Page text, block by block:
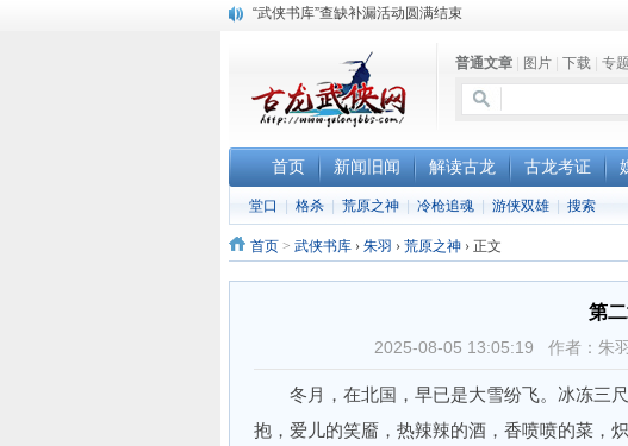
《古龙小说原貌探究》修订版已上市
普通文章 图片 下载 专题
首页 新闻旧闻 解读古龙 古龙考证
堂口 格杀 荒原之神 冷枪追魂 游侠双雄 搜索
首页 > 武侠书库 › 朱羽 › 荒原之神 › 正文
第
2025-08-05 13:05:19 作者：朱
冬月，在北国，早已是大雪纷飞。冰冻三尺
抱，爱儿的笑靥，热辣辣的酒，香喷喷的菜，